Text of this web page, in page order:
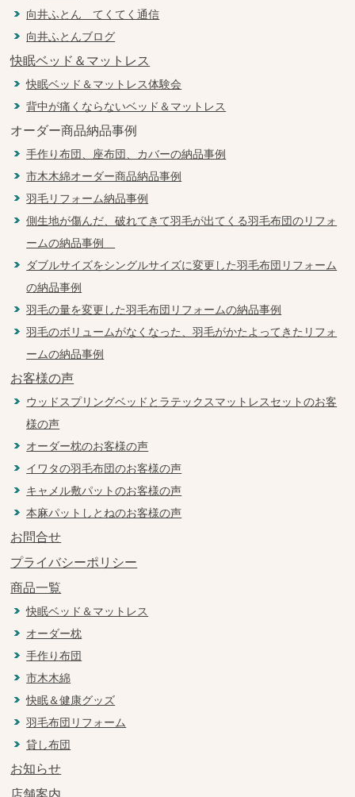
向井ふとん てくてく通信
向井ふとんブログ
快眠ベッド＆マットレス
快眠ベッド＆マットレス体験会
背中が痛くならないベッド＆マットレス
オーダー商品納品事例
手作り布団、座布団、カバーの納品事例
市木木綿オーダー商品納品事例
羽毛リフォーム納品事例
側生地が傷んだ、破れてきて羽毛が出てくる羽毛布団のリフォ
ームの納品事例
ダブルサイズをシングルサイズに変更した羽毛布団リフォーム
の納品事例
羽毛の量を変更した羽毛布団リフォームの納品事例
羽毛のボリュームがなくなった、羽毛がかたよってきたリフォ
ームの納品事例
お客様の声
ウッドスプリングベッドとラテックスマットレスセットのお客
様の声
オーダー枕のお客様の声
イワタの羽毛布団のお客様の声
キャメル敷パットのお客様の声
本麻パットしとねのお客様の声
お問合せ
プライバシーポリシー
商品一覧
快眠ベッド＆マットレス
オーダー枕
手作り布団
市木木綿
快眠＆健康グッズ
羽毛布団リフォーム
貸し布団
お知らせ